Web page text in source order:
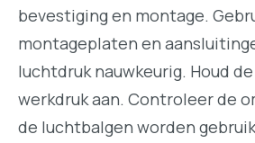
bevestiging en montage.
montageplaten en
luchtdruk nauwkeurig. Houd
werkdruk aan. Controleer de
de luchtbalgen worden